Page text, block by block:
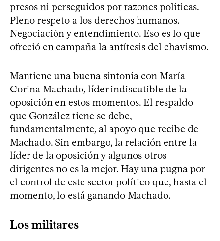
presos ni perseguidos por razones políticas.
Pleno respeto a los derechos humanos.
Negociación y entendimiento. Eso es lo que
ofreció en campaña la antítesis del chavismo.
Mantiene una buena sintonía con María
Corina Machado, líder indiscutible de la
oposición en estos momentos. El respaldo
que González tiene se debe,
fundamentalmente, al apoyo que recibe de
Machado. Sin embargo, la relación entre la
líder de la oposición y algunos otros
dirigentes no es la mejor. Hay una pugna por
el control de este sector político que, hasta el
momento, lo está ganando Machado.
Los militares